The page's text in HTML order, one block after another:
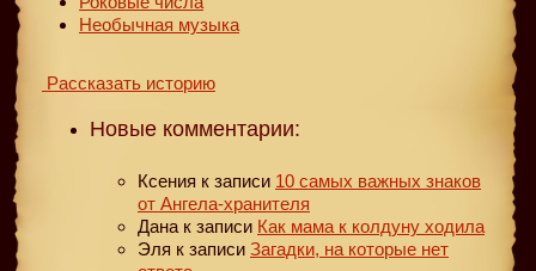
Необычная музыка
Рассказать историю
Новые комментарии:
Ксения к записи 10 самых важных знаков
от Ангела-хранителя
Дана к записи Как мама к колдуну ходила
Эля к записи Загадки, на которые нет